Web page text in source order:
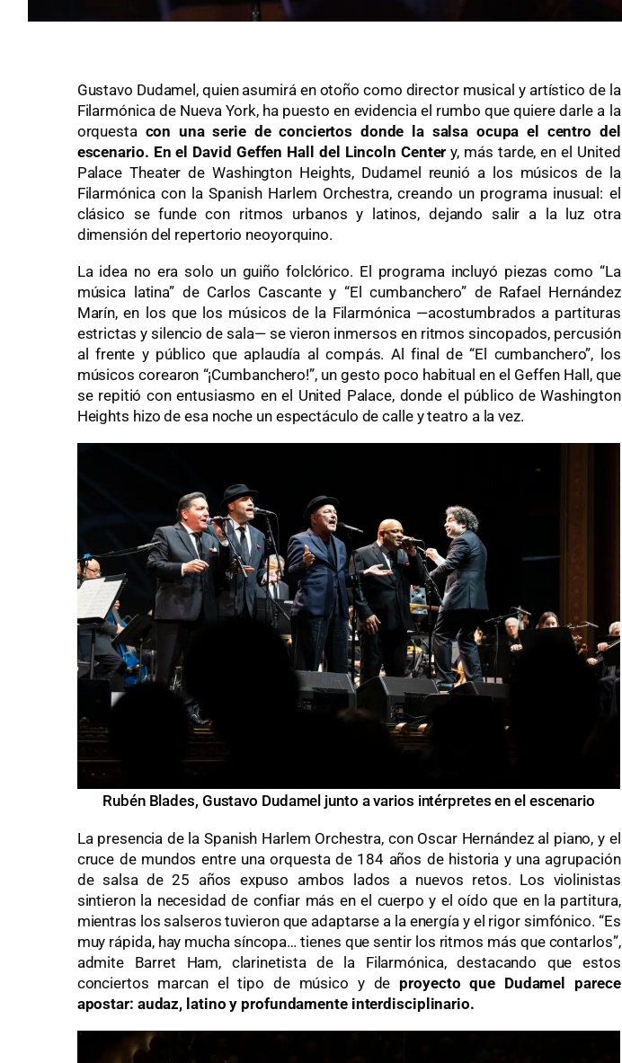
Gustavo Dudamel, quien asumirá en otoño como director musical y artístico de la
Filarmónica de Nueva York, ha puesto en evidencia el rumbo que quiere darle a la
orquesta con una serie de conciertos donde la salsa ocupa el centro del
escenario. En el David Geffen Hall del Lincoln Center y, más tarde, en el United
Palace Theater de Washington Heights, Dudamel reunió a los músicos de la
Filarmónica con la Spanish Harlem Orchestra, creando un programa inusual: el
clásico se funde con ritmos urbanos y latinos, dejando salir a la luz otra
dimensión del repertorio neoyorquino.
La idea no era solo un guiño folclórico. El programa incluyó piezas como “La
música latina” de Carlos Cascante y “El cumbanchero” de Rafael Hernández
Marín, en los que los músicos de la Filarmónica —acostumbrados a partituras
estrictas y silencio de sala— se vieron inmersos en ritmos sincopados, percusión
al frente y público que aplaudía al compás. Al final de “El cumbanchero”, los
músicos corearon “¡Cumbanchero!”, un gesto poco habitual en el Geffen Hall, que
se repitió con entusiasmo en el United Palace, donde el público de Washington
Heights hizo de esa noche un espectáculo de calle y teatro a la vez.
Rubén Blades, Gustavo Dudamel junto a varios intérpretes en el escenario
La presencia de la Spanish Harlem Orchestra, con Oscar Hernández al piano, y el
cruce de mundos entre una orquesta de 184 años de historia y una agrupación
de salsa de 25 años expuso ambos lados a nuevos retos. Los violinistas
sintieron la necesidad de confiar más en el cuerpo y el oído que en la partitura,
mientras los salseros tuvieron que adaptarse a la energía y el rigor simfónico. “Es
muy rápida, hay mucha síncopa… tienes que sentir los ritmos más que contarlos”,
admite Barret Ham, clarinetista de la Filarmónica, destacando que estos
conciertos marcan el tipo de músico y de proyecto que Dudamel parece
apostar: audaz, latino y profundamente interdisciplinario.